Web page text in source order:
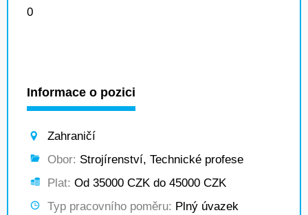
0
Informace o pozici
Zahraničí
Obor: Strojírenství, Technické profese
Plat: Od 35000 CZK do 45000 CZK
Typ pracovního poměru: Plný úvazek